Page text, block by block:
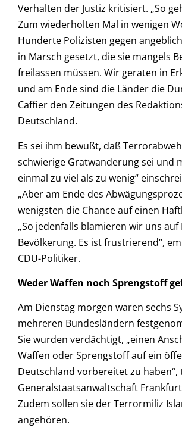
Verhalten der Justiz kritisiert. „So
Zum wiederholten Mal in wenigen
Hunderte Polizisten gegen
in Marsch gesetzt, die sie mangels
freilassen müssen. Wir geraten in
und am Ende sind die Länder die
Caffier den Zeitungen des
Deutschland.
Es sei ihm bewußt, daß
schwierige Gratwanderung sei und
einmal zu viel als zu wenig“
„Aber am Ende des
wenigsten die Chance auf einen
„So jedenfalls blamieren wir uns
Bevölkerung. Es ist frustrierend“,
CDU-Politiker.
Weder Waffen noch Sprengstoff
Am Dienstag morgen waren sechs
mehreren Bundesländern
Sie wurden verdächtigt, „einen
Waffen oder Sprengstoff auf ein
Deutschland vorbereitet zu haben“,
Generalstaatsanwaltschaft
Zudem sollen sie der Terrormiliz
angehören.